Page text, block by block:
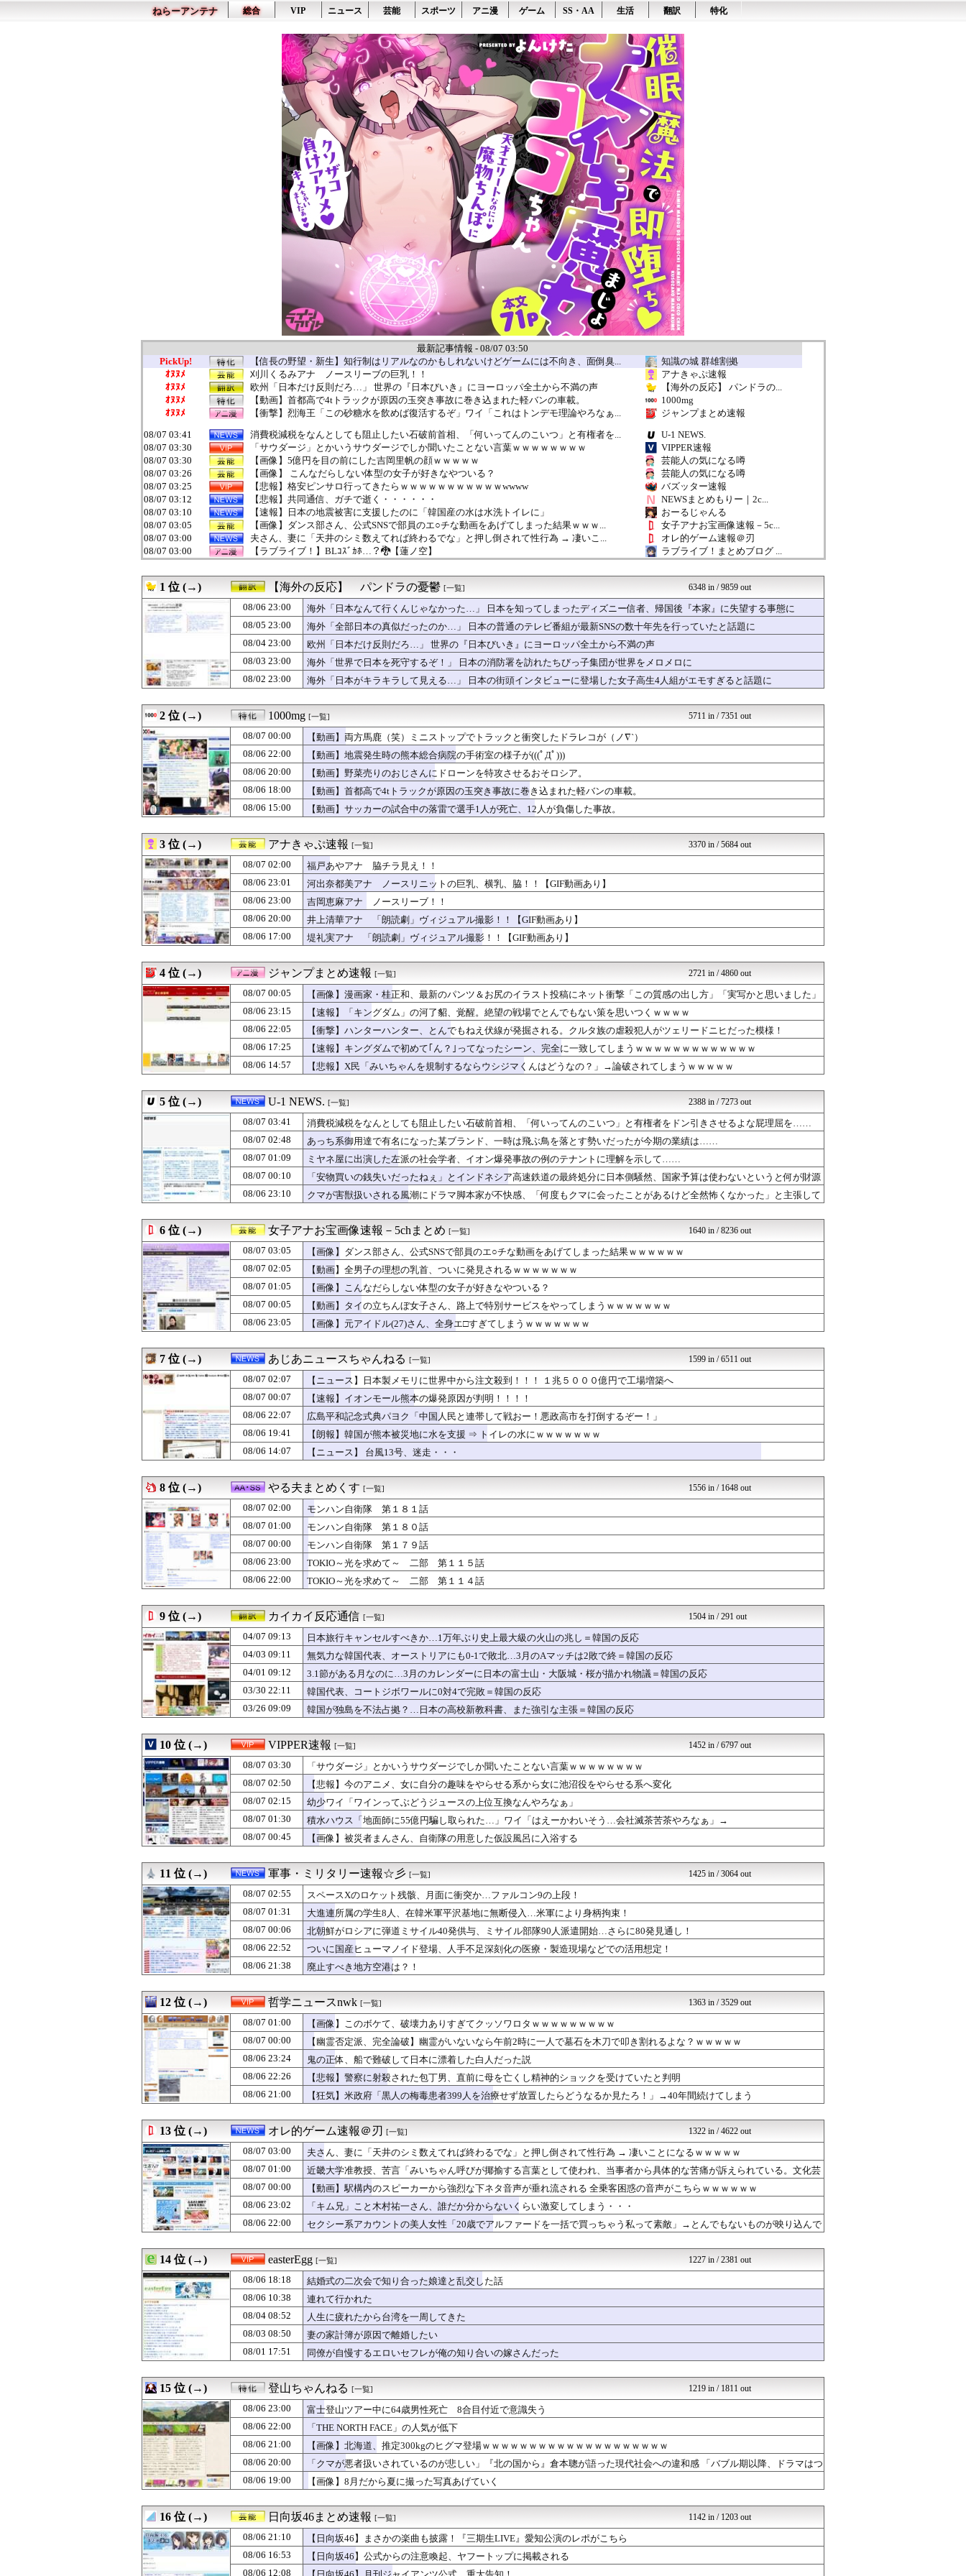
ねらーアンテナ 総合 VIP ニュース 芸能 スポーツ アニ漫 ゲーム SS・AA 生活 翻訳 特化
最新記事情報 - 08/07 03:50
PickUp!
【信長の野望・新生】知行制はリアルなのかもしれないけどゲームには不向き、面倒臭...
知識の城 群雄割拠
ｵﾇﾇﾒ
刈川くるみアナ ノースリーブの巨乳！！
アナきゃぷ速報
ｵﾇﾇﾒ
欧州「日本だけ反則だろ…」 世界の『日本びいき』にヨーロッパ全土から不満の声
【海外の反応】 パンドラの...
ｵﾇﾇﾒ
【動画】首都高で4tトラックが原因の玉突き事故に巻き込まれた軽バンの車載。
1000mg
ｵﾇﾇﾒ
【衝撃】烈海王「この砂糖水を飲めば復活するぞ」ワイ「これはトンデモ理論やろなぁ...
ジャンプまとめ速報
08/07 03:41
消費税減税をなんとしても阻止したい石破前首相、「何いってんのこいつ」と有権者を...
U-1 NEWS.
08/07 03:30
「サウダージ」とかいうサウダージでしか聞いたことない言葉ｗｗｗｗｗｗｗｗ
VIPPER速報
08/07 03:30
【画像】5億円を目の前にした吉岡里帆の顔ｗｗｗｗｗ
芸能人の気になる噂
08/07 03:26
【画像】 こんなだらしない体型の女子が好きなやついる？
芸能人の気になる噂
08/07 03:25
【悲報】格安ピンサロ行ってきたらｗｗｗｗｗｗｗｗｗｗｗwwww
バズッター速報
08/07 03:12
【悲報】共同通信、ガチで逝く・・・・・・
NEWSまとめもりー｜2c...
08/07 03:10
【速報】日本の地震被害に支援したのに「韓国産の水は水洗トイレに」
おーるじゃんる
08/07 03:05
【画像】ダンス部さん、公式SNSで部員のエ○チな動画をあげてしまった結果ｗｗｗ...
女子アナお宝画像速報－5c...
08/07 03:00
夫さん、妻に「天井のシミ数えてれば終わるでな」と押し倒されて性行為 → 凄いこ...
オレ的ゲーム速報＠刃
08/07 03:00
【ラブライブ！】BLｺｽﾞｶﾎ…？🐉【蓮ノ空】
ラブライブ！まとめブログ ...
08/07 03:00
北朝鮮、弾道ミサイル発射 EEZ外に落下
かたすみ速報
08/07 03:00
海外「日本の科学者が猫の寿命を2倍に上げる注射剤を開発。これこそノーベル賞だろ...
ガラパゴスジャパン - 海...
08/07 03:00
【スターウォーズ】ライトセーバーって握りづらそうだよね…
ヒーローNEWS
08/07 03:00
リアルセックスあるある第1位がこれ
くまニュース
08/07 02:55
スペースXのロケット残骸、月面に衝突か…ファルコン9の上段！
軍事・ミリタリー速報☆彡
千葉県袖ケ浦市「おむつ交換で噛みつかれ」看護助手の男を逮捕 90歳入院患者の顔...
【悲報】今のアニメ、女に自分の趣味をやらせる系から女に池沼役をやらせる系へ変化
VIPPER速報
08/07 02:48
あっち系御用達で有名になった某ブランド、一時は飛ぶ鳥を落とす勢いだったが今期の...
U-1 NEWS.
08/07 02:40
矢田萌華ちゃんの瞳が綺麗すぎて吸い込まれる！！！【乃木坂46】
坂道情報通～乃木坂46まと...
08/07 02:34
【超画像】小倉ゆうか（元・小倉優香）が水着グラビア復帰ｗｗｗｗｗ
【サッカー まとめ】サカラ...
08/07 02:34
「プチプチ」を製造販売している川上産業、「プチプチ株式会社」に社名変更
コノユビニュース｜みんなの...
08/07 02:34
【画像】坂道女子のバスト一覧ｗｗｗｗｗｗｗｗｗｗｗｗwｗｗｗｗ
08/07 02:34
【画像】 セクシー女優・三浦恵理子、全裸ナマ乳がHすぎる
芸能人の気になる噂
08/07 02:30
【画像】 色白美肌のTikToker可愛すぎｗｗｗｗｗ
08/07 02:30
土屋太鳳＆佐久間大介『マッチング TRUE LOVE』特別映像解禁
08/07 02:25
【驚愕】ロシアの風俗事情をご覧くださいｗｗｗｗｗｗｗｗｗｗwwww
バズッター速報
08/07 02:17
日本の大相撲力士の引退後の姿に世界が騒然！←「これは素晴らしい！」（海外の反応...
海外の反応スポーツ
08/07 02:15
幼少ワイ「ワインってぶどうジュースの上位互換なんやろなぁ」
08/07 02:15
SEXに10万円払ってしまったらこうなるwww
まとめCUP
08/07 02:12
【悲報】日本の歴史、ついに『崩壊』してしまう・・・・・
NEWSまとめもりー｜2c...
08/07 02:07
【凶気】ウガンダサッカー界に衝撃 若き主将が死去 携帯電話強盗に抵抗した末に石...
08/07 02:07
【ニュース】日本製メモリに世界中から注文殺到！！！ １兆５０００億円で工場増築...
あじあニュースちゃんねる
08/07 02:05
【画像】道頓堀女子「暑すぎて服脱ごうかと思った」･･････････ﾊﾟｼｬｯ...
08/07 02:05
【動画】全男子の理想の乳首、ついに発見されるｗｗｗｗｗｗｗ
08/07 02:03
【動画】謎の女剣士が陰好み
いたしん！
08/07 02:03
【速報】れいわ新選組、さん、「いのちの党」に改名ｗｗｗｗ
Zチャンネル＠VIP
08/07 02:02
【朗報】カプコン「デジタル販売が約9割、ディスク市場縮小の大きな影響は想定して...
08/07 02:02
（ ´_ゝ`）中道・立憲・公明、国会内で「熊本地震対策本部会議」各省庁からヒア...
もえるあじあ(･∀･)
08/07 02:00
にこ「10円足りないにこ……」
えすえすゲー速報
08/07 02:00
骨延長手術「0.2％の確率で一生歩けない体になるけど足が10cm伸びます」←コ...
ネラーボイス
08/07 02:00
PCエンジンの名作イース1・2しかない😭
竜速（りゅうそく）
08/07 02:00
モバP「泣き虫ユッキ」
SSまにあっくす！
【怒り】自宅の隣が突然民泊に…騒音や誤配達で住民から悲鳴 特区民泊を導入した東...
常識的に考えた
福戸あやアナ 脇チラ見え！！
08/07 02:00
【ラブライブ！】予定立てるの苦手なので行き当たりばったりの旅行しかできません
ラブライブ！まとめブログ ...
08/07 02:00
韓国人「江南の産後ケア施設、特室は1日360万ウォン！出産直後に家計が傾く」と...
韓国ニュース反応まとめ
08/07 02:00
【フランス人の日本好き】中国人女性が「日本人と間違われた」衝撃エピソードが示す...
モッコスヌ〜ン
08/07 01:57
名古屋が好き
ガールズVIPまとめ
08/07 01:56
【悲報】小学館さん、「更生」という概念を否定してしまう・・・・・・・・・
なんJクエスト
高市総理の非核三原則「堅持しながら」→「堅持しつつ」→「堅持しており」。記者が...
ガールズVIPまとめ
08/07 01:55
欧州旅行者のアジア旅行先ランキング、日本はタイ、インドネシアに次いで3位ランク...
国難にあってもの申す！！
08/07 01:51
女性「そうめん作るのは大変。簡単とか言ってる奴はエアプ」
ガールズVIPまとめ
08/07 01:50
【悲報】クロちゃん、とち狂ったツイートをするｗｗｗｗｗｗｗｗｗｗｗ
ラビット速報
08/07 01:49
『上田と女が吠える夜』で “男の子ママ” が子育ての強烈エピソード披露も…「性...
ガールズVIPまとめ
08/07 01:47
麺類のイメージが1ミリもない都道府県
ガールズVIPまとめ
08/07 01:43
野村周平、下半身強調の「過激すぎる三角水着」公開でネットざわつき
08/07 01:41
女優・南沙良（２４）「私は陰キャ。人と話したくないので家に引きこもってPCでア...
mashlife通信
08/07 01:41
涌井秀章(40) 2.88 3勝1敗 4QS K/BB10.00
芸能人の気になる噂
08/07 01:40
今回もパテレの概要欄が凄すぎるｗｗｗ 【乃木坂46】
坂道情報通～乃木坂46まと...
08/07 01:40
【イオンモール熊本】福岡酸素「配管が損傷しガス漏れ、着火した可能性」高圧ガス保...
おーるじゃんる
08/07 01:39
交際解消の定義
08/07 01:37
中村敬斗 かっこいいアスリート調査 1位 W杯でインスタフォロワー127万増 ...
ガールズVIPまとめ
08/07 01:36
カープ、最下位転落も3位が射程圏内。新井監督「特別な日の試合だったので負けて悔...
広島東洋カープまとめブログ...
08/07 01:36
【困惑】合コンで女の子に「好きなアニメ映画は？」って聞かれた時の無難な回答教え...
08/07 01:31
移民を過剰に問題視してる人ら一定数いるけどさ
まとめABC
08/07 01:30
メルカリが「義援金詐欺」に注意喚起 令和8年熊本地震関連
08/07 01:30
【動画】地下アイドルさん、売れるためにここまでしなきゃいけないと判明……………...
芸能人の気になる噂
積水ハウス「地面師に55億円騙し取られた…」ワイ「はえーかわいそう…会社滅茶苦...
VIPPER速報
【悲報】中国の街並み、日本に汚染されすぎて終わるｗｗｗｗｗｗｗｗｗｗ
なんJクエスト
08/07 01:26
焼肉屋で頼むもの
08/07 01:25
Gカップの現役添乗員、ドスケベDVDで限界露出してしまうwwwww小山玲奈、...
08/07 01:16
【悲報】黒人客さん、バスでふざけすぎて運転手さんにお前らの想像の1.2倍怒られ...
なんJクエスト
08/07 01:15
女子っていい匂いするはずなのに、初めてデリ呼んで嬢を嗅いだらwww
08/07 01:10
【料理】彼女の実家でご飯を頂いたんだが、すき焼きの肉が鶏肉だった
結婚・恋愛ニュースぷらす
08/07 01:10
ブラッドボーン全クリしたんだが
08/07 01:10
【画像】爆乳素人JKさん、限界突破ｗｗｗwｗｗｗｗｗｗｗｗ❤
08/07 01:09
【政治】れいわ新選組、「いのちの党」に改名
08/07 01:09
ミヤネ屋に出演した左派の社会学者、イオン爆発事故の例のテナントに理解を示して…...
U-1 NEWS.
08/07 01:06
某ファストフード店で店内で買った水を使って薬を飲んだら怒られた。「持ち込み禁止...
08/07 01:06
【動画あり】セクシー美女、強すぎるｗｗｗｗｗ
08/07 01:06
【悲報】カラオケ上手いヤツと歌上手いヤツ、ガチで別物ｗｗｗｗｗｗｗｗｗｗ
なんJクエスト
08/07 01:05
【画像】こんなだらしない体型の女子が好きなやついる？
女子アナお宝画像速報－5c...
08/07 01:03
【悲報】小学館、「更生」という概念を否定してしまう
Zチャンネル＠VIP
08/07 01:03
アメリカ底辺層の娯楽がこれwwwwww
いたしん！
08/07 01:03
反抗期の頃に母に毎日暴言を吐いてた兄が今では兄嫁に「うちの母を見習え！」と迫り...
08/07 01:01
今始めどきのスマホゲームなにかある？
汎用型自作PCまとめ
08/07 01:00
「期待されたほどの成果ない」 ゼレンスキー氏が日本の支援に不満を表明
常識的に考えた
08/07 01:00
【競馬】アスコットにいる武豊騎手とルメール騎手 紹介文おかしくね？
ウマ娘うまぴょい速報
08/07 01:00
【画像】このボケて、破壊力ありすぎてクッソワロタｗｗｗｗｗｗｗｗｗ
08/07 01:00
【咲-Saki-】咲「宮守の控え室でかわいがられた……」
SSまにあっくす！
08/07 01:00
中日ドラゴンズ、Aクラスまで3ゲーム差wwwwwwwww
日刊やきう速報
08/07 01:00
近畿大学准教授、苦言「みいちゃん呼びが揶揄する言葉として使われ、当事者から具体...
オレ的ゲーム速報＠刃
08/07 01:00
米穀商社の木徳神糧4-6月期経常利益、前年同期比97.7％減の0.7億円に減益
│米国株ETFまとめ速報
08/07 01:00
【たけしの挑戦状】アプリ版で配信開始 伝説のクソゲーだよ。
08/07 01:00
匿名だからいえるけど、代理出産ありだと思う。そういう仕事あるならやってみたい
かぞくちゃんねる
08/07 01:00
【ポーランド】ポーランドの歴史の概要【ポーランドボール】
ポーランドボール 翻訳
08/07 01:00
「承認欲求に魂を売った」古本屋の張り紙が話題に
08/07 01:00
【ラブライブ！】すみれちゃんのお尻を意味もなく叩いてそうなキャラ【Liella...
ラブライブ！まとめブログ ...
08/07 01:00
韓国人「ロト1等17.7億ウォンが16人…自動選択15か所、手動1か所」→「毎...
韓国ニュース反応まとめ
08/07 01:00
モンハン自衛隊 第１８０話
やる夫まとめくす
08/07 00:59
ポーズてんこ盛りのプロアイドル田村真佑ちゃん！！！【乃木坂46】
坂道情報通～乃木坂46まと...
08/07 00:57
嫁の従姉が神経分からん。その従姉夫売に離婚話が持ち上がったが夫売仲がどうのでは...
はーとらいふ -出会い・子...
08/07 00:55
【衝撃】談志さん「ヤりまくった女……女房にする？」たけしさん「……しないだろう...
08/07 00:55
【悲報】W杯後無所属の長友佑都が東京のJ1開幕戦に来場「みなさまへご挨拶させて...
08/07 00:55
エース級の財務官僚が異例転出へ 官邸幹部「協力的でなかったから」 [8/6]
国難にあってもの申す！！
08/07 00:50
【修羅場】避妊具つけてたのに妊娠…41歳主婦が語る中絶の真実wwwww
気団まとめ-噫無情-｜嫁・...
08/07 00:50
【画像】片山さつき（67）ちゃんの防災服ｗｗｗｗｗｗｗｗｗｗｗｗｗｗｗｗｗｗｗ...
ラビット速報
08/07 00:50
ネット販売…「品切れ前に買うと満足感」集英社オンラインショップで“43億円分”...
08/07 00:48
【画像】卓球の張本美和さんの胸がブルンブルン揺れてしまう ※gifあり
アナ速‐女子アナ画像速報
08/07 00:46
韓国人「守備が上達してる…」村上宗隆がホワイトソックスで『英語力』を急速に上げ...
クロード-韓国の反応まとめ
08/07 00:45
【画像】被災者まんさん、自衛隊の用意した仮設風呂に入浴する
VIPPER速報
08/07 00:45
『パラノマサイト』っていうゲームを2作連続クリアした
08/07 00:45
教師「ある程度の体罰は仕方ない」
SSまにあっくす！
08/07 00:45
DeNA、若松尚輝も登録抹消する方針…急きょ登板で、4回2/3を投げた負担を考...
ベイスターズNEWS
08/07 00:40
【画像】巨乳娘「巨乳のママとディナーに来たよ❤」ﾊﾟｼｬ
なんJミュージアム
08/07 00:39
夫が出張中、なぜか全然眠れなかった私。夫が無事帰宅しても変わらず、夫自身も不運...
はーとらいふ -出会い・子...
08/07 00:35
【衝撃】メイウェザー「恵まれない子へ募金？そいつらが俺に何かしてくれたのか・・...
不思議.net - 5ch...
08/07 00:33
【画像】佳子さまが履いてそうなパンティ、真剣に議論
いたしん！
08/07 00:32
涌井秀章(40) 2.88 3勝1敗 4QS K/BB10.00
やみ速@なんJ西武まとめ
08/07 00:32
靖子「え、いや、結婚してますけど」
SS Daydream
08/07 00:31
【動画】ちうごくの女さん、日本の警察官をケルナグールｗｗｗｗｗｗｗｗｗｗｗｗｗ...
まとめABC
08/07 00:30
【FEH】見切り予知の下地、彼が持ってますよ👍🏻
ルフレch. - ファイア...
08/07 00:30
【モバマス】810プロ屋内水たまり警報。
SSまにあっくす！
08/07 00:30
【まどマギ】まどか「本音しかしゃべれない世界にして！」
SSまにあっくす！
08/07 00:30
【肥満】103キロで彼氏にフラれた女の末路が悲惨すぎるｗｗｗｗ
08/07 00:30
シカゴ実業・山本プロ野球が改名発表 「ポイズン反町」に…
芸能人ニュース速報
08/07 00:29
ライザの公式AIゲーム、エッチすぎて始まる♥
漫画まとめ速報
08/07 00:25
【愕然】大学生ワイ、人妻の中に出したらｗｗｗｗｗｗｗｗｗwwww
バズッター速報
08/07 00:19
【動画】乃木坂野球部の若鷹軍団のダンスかわええ！！！【乃木坂46】
坂道情報通～乃木坂46まと...
08/07 00:19
【画像】Kカップお○ぱいを下から眺めるとｗｗｗ
じわ速 芸能ニュースまとめ
08/07 00:18
重度の甲殻アレ持ちの俺。嫁が恵方巻きを買うのでマグロだけにしてくれと頼んだ結果
08/07 00:18
【海外の反応】冨安健洋がクリスタル・パレス加入へ「アーセナルサポの好きなクラブ...
08/07 00:18
【衝撃】手術中に熊本地震が直撃した結果ｗｗｗｗｗ(※動画あり)
NEWSぽけまとめーる
08/07 00:15
勇者「劇的ビフォーアフター！」
SSまにあっくす！
08/07 00:15
DeNA・相川監督、ビド2軍再調整を明言「カウントをつくれない、ストライクを投...
08/07 00:15
９０年代ってレトロというほど昔か…？
08/07 00:15
【画像】東大生の美人、垢抜け具合のビフォーアフター凄いな
まとめCUP
08/07 00:12
不倫相手(男)が「自分の下半身の画像」を私のスマホに送信してきた 浮気ちゃんねる
1 位 (→) 【海外の反応】 パンドラの憂鬱 [一覧] 6348 in / 9859 out
08/06 23:00
海外「日本なんて行くんじゃなかった…」 日本を知ってしまったディズニー信者、帰国後『本家』に失望する事態に
08/05 23:00
海外「全部日本の真似だったのか…」 日本の普通のテレビ番組が最新SNSの数十年先を行っていたと話題に
08/04 23:00
欧州「日本だけ反則だろ…」 世界の『日本びいき』にヨーロッパ全土から不満の声
08/03 23:00
海外「世界で日本を死守するぞ！」 日本の消防署を訪れたちびっ子集団が世界をメロメロに
08/02 23:00
海外「日本がキラキラして見える…」 日本の街頭インタビューに登場した女子高生4人組がエモすぎると話題に
2 位 (→) 1000mg [一覧] 5711 in / 7351 out
08/07 00:00
【動画】両方馬鹿（笑）ミニストップでトラックと衝突したドラレコが（ノ∇`）
08/06 22:00
【動画】地震発生時の熊本総合病院の手術室の様子が(((ﾟДﾟ)))
08/06 20:00
【動画】野菜売りのおじさんにドローンを特攻させるおそロシア。
08/06 18:00
【動画】首都高で4tトラックが原因の玉突き事故に巻き込まれた軽バンの車載。
08/06 15:00
【動画】サッカーの試合中の落雷で選手1人が死亡、12人が負傷した事故。
3 位 (→) アナきゃぷ速報 [一覧] 3370 in / 5684 out
08/07 02:00
福戸あやアナ 脇チラ見え！！
08/06 23:01
河出奈都美アナ ノースリニットの巨乳、横乳、脇！！【GIF動画あり】
08/06 23:00
吉岡恵麻アナ ノースリーブ！！
08/06 20:00
井上清華アナ 「朗読劇」ヴィジュアル撮影！！【GIF動画あり】
08/06 17:00
堤礼実アナ 「朗読劇」ヴィジュアル撮影！！【GIF動画あり】
4 位 (→) ジャンプまとめ速報 [一覧] 2721 in / 4860 out
08/07 00:05
【画像】漫画家・桂正和、最新のパンツ＆お尻のイラスト投稿にネット衝撃「この質感の出し方」「実写かと思いました」
08/06 23:15
【速報】「キングダム」の河了貂、覚醒。絶望の戦場でとんでもない策を思いつくｗｗｗｗ
08/06 22:05
【衝撃】ハンターハンター、とんでもねえ伏線が発掘される。クルタ族の虐殺犯人がツェリードニヒだった模様！
08/06 17:25
【速報】キングダムで初めて｢ん？｣ってなったシーン、完全に一致してしまうｗｗｗｗｗｗｗｗｗｗｗｗｗ
08/06 14:57
【悲報】X民「みいちゃんを規制するならウシジマくんはどうなの？」→論破されてしまうｗｗｗｗｗ
5 位 (→) U-1 NEWS. [一覧] 2388 in / 7273 out
08/07 03:41
消費税減税をなんとしても阻止したい石破前首相、「何いってんのこいつ」と有権者をドン引きさせるよな屁理屈を……
08/07 02:48
あっち系御用達で有名になった某ブランド、一時は飛ぶ鳥を落とす勢いだったが今期の業績は……
08/07 01:09
ミヤネ屋に出演した左派の社会学者、イオン爆発事故の例のテナントに理解を示して……
08/07 00:10
「安物買いの銭失いだったねぇ」とインドネシア高速鉄道の最終処分に日本側騒然、国家予算は使わないというと何が財源
なんだ？
08/06 23:10
クマが害獣扱いされる風潮にドラマ脚本家が不快感、「何度もクマに会ったことがあるけど全然怖くなかった」と主張して
6 位 (→) 女子アナお宝画像速報－5chまとめ [一覧] 1640 in / 8236 out
08/07 03:05
【画像】ダンス部さん、公式SNSで部員のエ○チな動画をあげてしまった結果ｗｗｗｗｗｗ
08/07 02:05
【動画】全男子の理想の乳首、ついに発見されるｗｗｗｗｗｗｗ
08/07 01:05
【画像】こんなだらしない体型の女子が好きなやついる？
08/07 00:05
【動画】タイの立ちんぼ女子さん、路上で特別サービスをやってしまうｗｗｗｗｗｗｗ
08/06 23:05
【画像】元アイドル(27)さん、全身エ□すぎてしまうｗｗｗｗｗｗｗ
7 位 (→) あじあニュースちゃんねる [一覧] 1599 in / 6511 out
08/07 02:07
【ニュース】日本製メモリに世界中から注文殺到！！！ １兆５０００億円で工場増築へ
08/07 00:07
【速報】イオンモール熊本の爆発原因が判明！！！！
08/06 22:07
広島平和記念式典パヨク「中国人民と連帯して戦おー！悪政高市を打倒するぞー！」
08/06 19:41
【朗報】韓国が熊本被災地に水を支援 ⇒ トイレの水にｗｗｗｗｗｗｗ
08/06 14:07
【ニュース】 台風13号、迷走・・・
8 位 (→) やる夫まとめくす [一覧] 1556 in / 1648 out
08/07 02:00
モンハン自衛隊 第１８１話
08/07 01:00
モンハン自衛隊 第１８０話
08/07 00:00
モンハン自衛隊 第１７９話
08/06 23:00
TOKIO～光を求めて～ 二部 第１１５話
08/06 22:00
TOKIO～光を求めて～ 二部 第１１４話
9 位 (→) カイカイ反応通信 [一覧] 1504 in / 291 out
04/07 09:13
日本旅行キャンセルすべきか…1万年ぶり史上最大級の火山の兆し＝韓国の反応
04/03 09:11
無気力な韓国代表、オーストリアにも0-1で敗北…3月のAマッチは2敗で終＝韓国の反応
04/01 09:12
3.1節がある月なのに…3月のカレンダーに日本の富士山・大阪城・桜が描かれ物議＝韓国の反応
03/30 22:11
韓国代表、コートジボワールに0対4で完敗＝韓国の反応
03/26 09:09
韓国が独島を不法占拠？…日本の高校新教科書、また強引な主張＝韓国の反応
10 位 (→) VIPPER速報 [一覧] 1452 in / 6797 out
08/07 03:30
「サウダージ」とかいうサウダージでしか聞いたことない言葉ｗｗｗｗｗｗｗｗ
08/07 02:50
【悲報】今のアニメ、女に自分の趣味をやらせる系から女に池沼役をやらせる系へ変化
08/07 02:15
幼少ワイ「ワインってぶどうジュースの上位互換なんやろなぁ」
08/07 01:30
積水ハウス「地面師に55億円騙し取られた…」ワイ「はえーかわいそう…会社滅茶苦茶やろなぁ」→
08/07 00:45
【画像】被災者まんさん、自衛隊の用意した仮設風呂に入浴する
11 位 (→) 軍事・ミリタリー速報☆彡 [一覧] 1425 in / 3064 out
08/07 02:55
スペースXのロケット残骸、月面に衝突か…ファルコン9の上段！
08/07 01:31
大進連所属の学生8人、在韓米軍平沢基地に無断侵入…米軍により身柄拘束！
08/07 00:06
北朝鮮がロシアに弾道ミサイル40発供与、ミサイル部隊90人派遣開始…さらに80発見通し！
08/06 22:52
ついに国産ヒューマノイド登場、人手不足深刻化の医療・製造現場などでの活用想定！
08/06 21:38
廃止すべき地方空港は？！
12 位 (→) 哲学ニュースnwk [一覧] 1363 in / 3529 out
08/07 01:00
【画像】このボケて、破壊力ありすぎてクッソワロタｗｗｗｗｗｗｗｗｗ
08/07 00:00
【幽霊否定派、完全論破】幽霊がいないなら午前2時に一人で墓石を木刀で叩き割れるよな？ｗｗｗｗｗ
08/06 23:24
鬼の正体、船で難破して日本に漂着した白人だった説
08/06 22:26
【悲報】警察に射殺された包丁男、直前に母を亡くし精神的ショックを受けていたと判明
08/06 21:00
【狂気】米政府「黒人の梅毒患者399人を治療せず放置したらどうなるか見たろ！」→40年間続けてしまう
13 位 (→) オレ的ゲーム速報＠刃 [一覧] 1322 in / 4622 out
08/07 03:00
夫さん、妻に「天井のシミ数えてれば終わるでな」と押し倒されて性行為 → 凄いことになるｗｗｗｗｗ
08/07 01:00
近畿大学准教授、苦言「みいちゃん呼びが揶揄する言葉として使われ、当事者から具体的な苦痛が訴えられている。文化芸
術は人を傷つけてもよい。ただし、傷つけ方がある」
08/07 00:00
【動画】駅構内のスピーカーから強烈な下ネタ音声が垂れ流される 全乗客困惑の音声がこちらｗｗｗｗｗｗ
08/06 23:02
「キム兄」こと木村祐一さん、誰だか分からないくらい激変してしまう・・・
08/06 22:00
セクシー系アカウントの美人女性「20歳でアルファードを一括で買っちゃう私って素敵」→とんでもないものが映り込んで
14 位 (→) easterEgg [一覧] 1227 in / 2381 out
08/06 18:18
結婚式の二次会で知り合った娘達と乱交した話
08/06 10:38
連れて行かれた
08/04 08:52
人生に疲れたから台湾を一周してきた
08/03 08:50
妻の家計簿が原因で離婚したい
08/01 17:51
同僚が自慢するエロいセフレが俺の知り合いの嫁さんだった
15 位 (→) 登山ちゃんねる [一覧] 1219 in / 1811 out
08/06 23:00
富士登山ツアー中に64歳男性死亡 8合目付近で意識失う
08/06 22:00
「THE NORTH FACE」の人気が低下
08/06 21:00
【画像】北海道、推定300kgのヒグマ登場ｗｗｗｗｗｗｗｗｗｗｗｗｗｗｗｗｗｗｗｗ
08/06 20:00
「クマが悪者扱いされているのが悲しい」『北の国から』倉本聰が語った現代社会への違和感 「バブル期以降、ドラマはつ
まらなくなった」
08/06 19:00 【画像】8月だから夏に撮った写真あげていく
16 位 (→) 日向坂46まとめ速報 [一覧] 1142 in / 1203 out
08/06 21:10
【日向坂46】まさかの楽曲も披露！『三期生LIVE』愛知公演のレポがこちら
08/06 16:53
【日向坂46】公式からの注意喚起、ヤフートップに掲載される
08/06 12:08